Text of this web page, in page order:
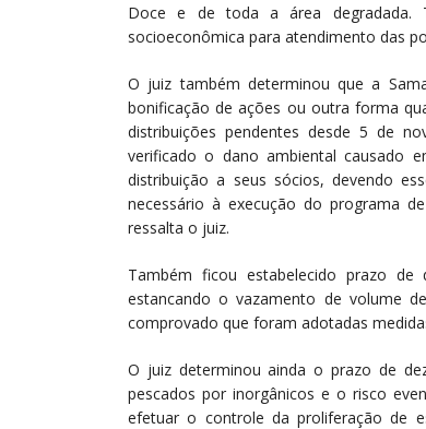
Doce e de toda a área degradada.
socioeconômica para atendimento das
O juiz também determinou que a
bonificação de ações ou outra forma
distribuições pendentes desde 5 de
verificado o dano ambiental causado
distribuição a seus sócios, devendo
necessário à execução do programa
ressalta o juiz.
Também ficou estabelecido prazo
estancando o vazamento de volume
comprovado que foram adotadas
O juiz determinou ainda o prazo de
pescados por inorgânicos e o risco
efetuar o controle da proliferação de